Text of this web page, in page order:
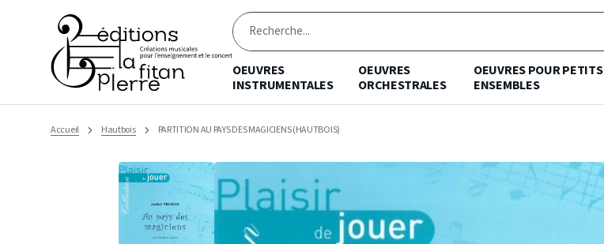
Recherche
OEUVRES
INSTRUMENTALES
OEUVRES
ORCHESTRALES
OEUVRES POUR PETITS
ENSEMBLES
Accueil Hautbois PARTITION AU PAYS DES MAGICIENS (HAUTBOIS)